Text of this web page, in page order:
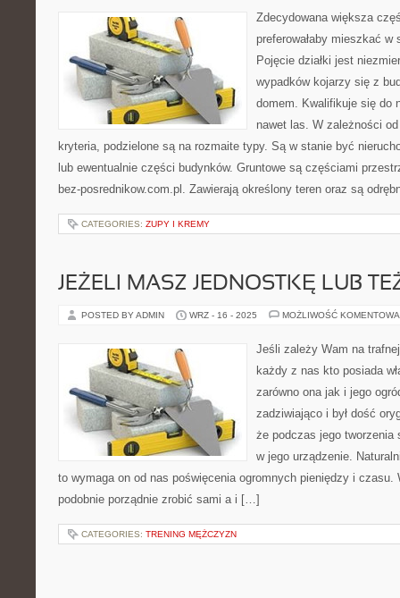
Zdecydowana większa
preferowałaby mieszkać w
Pojęcie działki jest
wypadków kojarzy się z
domem. Kwalifikuje się do
nawet las. W zależności
kryteria, podzielone są na rozmaite typy. Są w stanie być
lub ewentualnie części budynków. Gruntowe są częściami
bez-posrednikow.com.pl. Zawierają określony teren oraz są
CATEGORIES: ZUPY I KREMY
JEŻELI MASZ JEDNOSTKĘ LUB
POSTED BY ADMIN WRZ - 16 - 2025 MOŻLIWOŚĆ
Jeśli zależy Wam na
każdy z nas kto posiada
zarówno ona jak i jego
zadziwiająco i był dość
że podczas jego tworzenia
w jego urządzenie.
to wymaga on od nas poświęcenia ogromnych pieniędzy i czasu.
podobnie porządnie zrobić sami a i […]
CATEGORIES: TRENING MĘŻCZYZN